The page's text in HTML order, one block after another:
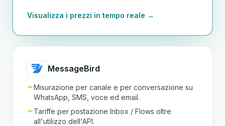
Visualizza i prezzi in tempo reale →
MessageBird
Misurazione per canale e per conversazione su
WhatsApp, SMS, voce ed email.
Tariffe per postazione Inbox / Flows oltre
all'utilizzo dell'API.